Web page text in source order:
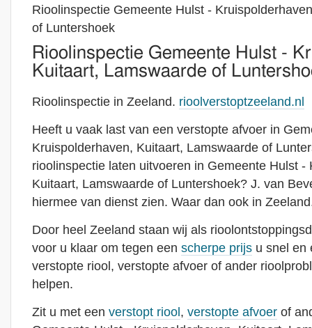
Rioolinspectie Gemeente Hulst -
of Luntershoek
Rioolinspectie Gemeente Hulst -
Kuitaart, Lamswaarde of
Rioolinspectie in Zeeland. rioolverstoptzeeland.nl
Heeft u vaak last van een verstopte afvoer in
Kruispolderhaven, Kuitaart, Lamswaarde of
rioolinspectie laten uitvoeren in Gemeente Hulst -
Kuitaart, Lamswaarde of Luntershoek? J. van
hiermee van dienst zien. Waar dan ook in
Door heel Zeeland staan wij als
voor u klaar om tegen een scherpe prijs u snel en
verstopte riool, verstopte afvoer of ander
helpen.
Zit u met een verstopt riool , verstopte afvoer of